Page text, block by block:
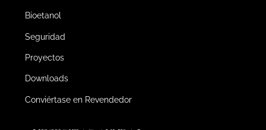
Bioetanol
Seguridad
Proyectos
Downloads
Conviértase en Revendedor